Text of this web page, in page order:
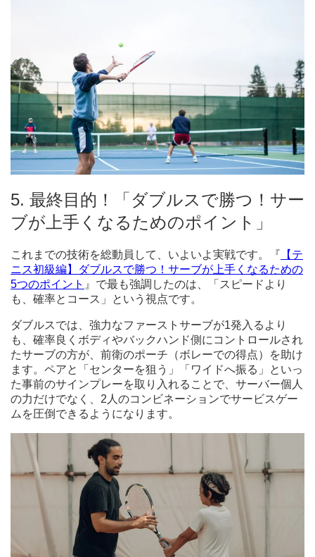
5. 最終目的！「ダブルスで勝つ！サー
ブが上手くなるためのポイント」
これまでの技術を総動員して、いよいよ実戦です。『 【テ
ニス初級編】ダブルスで勝つ！サーブが上手くなるための
5つのポイント 』で最も強調したのは、「スピードより
も、確率とコース」という視点です。
ダブルスでは、強力なファーストサーブが1発入るより
も、確率良くボディやバックハンド側にコントロールされ
たサーブの方が、前衛のポーチ（ボレーでの得点）を助け
ます。ペアと「センターを狙う」「ワイドへ振る」といっ
た事前のサインプレーを取り入れることで、サーバー個人
の力だけでなく、2人のコンビネーションでサービスゲー
ムを圧倒できるようになります。